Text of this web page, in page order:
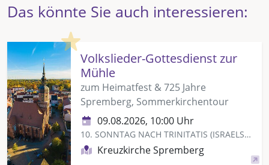
Das könnte Sie auch interessieren:
Highlight
Volkslieder-Gottesdienst zur
Mühle
zum Heimatfest & 725 Jahre
Spremberg, Sommerkirchentour
09.08.2026, 10:00 Uhr
10. SONNTAG NACH TRINITATIS (ISRAELSONNTAG)
Kreuzkirche Spremberg